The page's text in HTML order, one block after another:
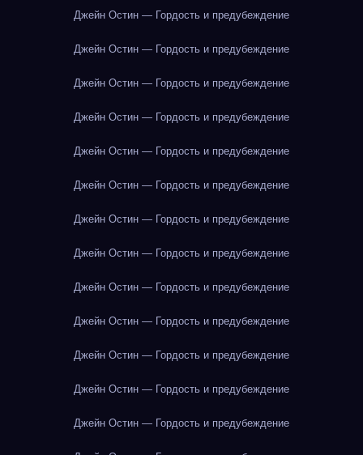
Джейн Остин — Гордость и предубеждение
Джейн Остин — Гордость и предубеждение
Джейн Остин — Гордость и предубеждение
Джейн Остин — Гордость и предубеждение
Джейн Остин — Гордость и предубеждение
Джейн Остин — Гордость и предубеждение
Джейн Остин — Гордость и предубеждение
Джейн Остин — Гордость и предубеждение
Джейн Остин — Гордость и предубеждение
Джейн Остин — Гордость и предубеждение
Джейн Остин — Гордость и предубеждение
Джейн Остин — Гордость и предубеждение
Джейн Остин — Гордость и предубеждение